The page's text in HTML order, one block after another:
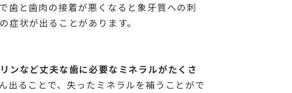
歯と歯肉の接着が悪くなると象牙質への刺
症状が出ることがあります。
ンなど丈夫な歯に必要なミネラルがたくさ
出ることで、失ったミネラルを補うことがで